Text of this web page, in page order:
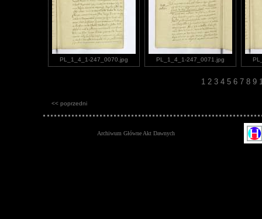
PL_1_4_1-247_0070.jpg PL_1_4_1-247_0071.jpg
1 2 3 4 5 6 7 8 9
<< poprzedni
Archiwum Główne Akt Dawnych